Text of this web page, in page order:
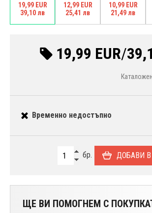
19,99 EUR
39,10 лв
12,99 EUR
25,41 лв
10,99 EUR
21,49 лв
19,99 EUR/
Временно недостъпно
бр. ДОБАВИ
ЩЕ ВИ ПОМОГНЕМ С